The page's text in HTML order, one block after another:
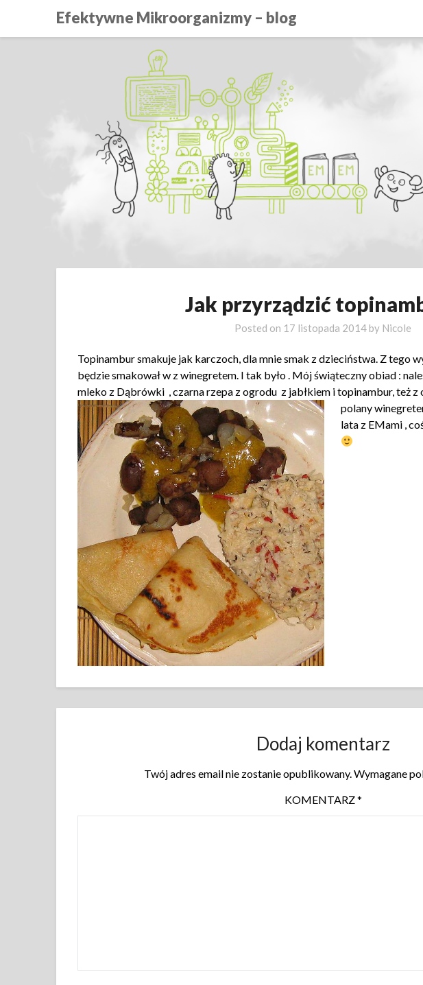
Efektywne Mikroorganizmy – blog
Jak przyrządzić
Posted on 17 listopada 2014 by Nicole
Topinambur smakuje jak karczoch, dla mnie smak z dzieciństwa. Z tego
będzie smakował w z winegretem. I tak było . Mój świąteczny obiad :
mleko z Dąbrówki , czarna rzepa z ogrodu z jabłkiem i topinambur,też z
polany
lata z EMami ,
Dodaj komentarz
Twój adres email nie zostanie opublikowany.Wymagane
KOMENTARZ*